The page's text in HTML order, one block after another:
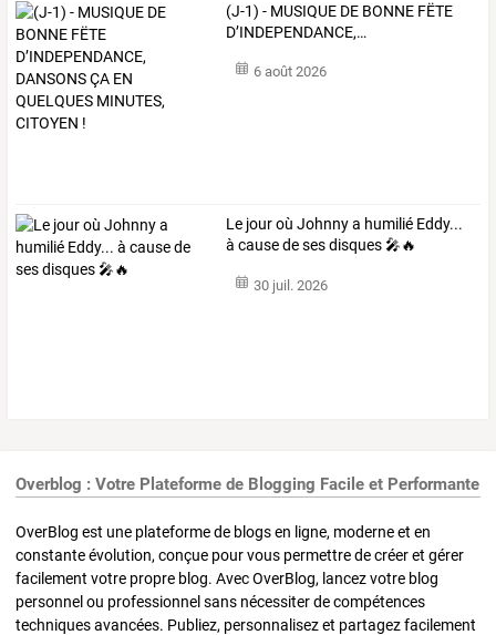
(J-1) - MUSIQUE DE BONNE FËTE
D’INDEPENDANCE,…
6 août 2026
Le jour où Johnny a humilié Eddy...
à cause de ses disques 🎤🔥
30 juil. 2026
Overblog : Votre Plateforme de Blogging Facile et Performante
OverBlog est une plateforme de blogs en ligne, moderne et en
constante évolution, conçue pour vous permettre de créer et gérer
facilement votre propre blog. Avec OverBlog, lancez votre blog
personnel ou professionnel sans nécessiter de compétences
techniques avancées. Publiez, personnalisez et partagez facilement